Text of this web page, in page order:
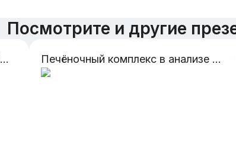
Посмотрите и другие
СЕСТРИНСКИЙ УХОД ПРИ ХРОНИЧЕСКОМ БРОНХИТЕ,Основы изучения хронического бронхита.Профессиональная деятельность медицинской сестры при хронически бронхите Печёночный комплекс в анализе крови